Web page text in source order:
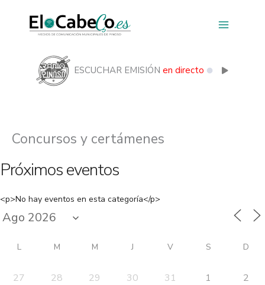
contenido
ESCUCHAR EMISIÓN en directo
Concursos y certámenes
Próximos eventos
<p>No hay eventos en esta categoría</p>
L M M J V S D
27 28 29 30 31 1 2